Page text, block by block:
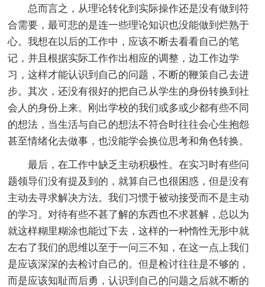
总而言之，从理论转化到实际操作还是没有做到符
合需要，最可悲的是连一些理论知识也没能做到烂熟于
心。我想在以后的工作中，应该不断去看看自己的笔
记，并且根据实际工作作出相应的调整，边工作边学
习，这样才能认识到自己的问题，不断的鞭策自己去进
步。其次，还没有很好的把自己从学生的身份转换到社
会人的身份上来。刚出学校的我们或多或少都有些不同
的想法，当生活与自己的想法不符合时往往会心生抱怨
甚至情绪化去做事，也没能学会换位思考和角色转换。
最后，在工作中缺乏主动积极性。在实习时有些问
题领导们没有提及到的，就算自己也很困惑，但是没有
主动去寻求解决方法。我们习惯于被动接受而不是主动
的学习。对待有些不甚了解的东西也不求甚解，总以为
就这样糊里糊涂也能过下去，这样的一种惰性无形中就
左右了我们的思维以至于一问三不知，在这一点上我们
是应该深深的去检讨自己的。但是检讨往往是不够的，
而是应该知耻而后勇，认识到自己的问题之后就不断的